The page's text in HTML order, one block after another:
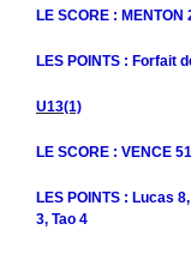
LE SCORE : MENTON
LES POINTS : Forfait
U13(1)
LE SCORE : VENCE
LES POINTS : Lucas
3, Tao 4